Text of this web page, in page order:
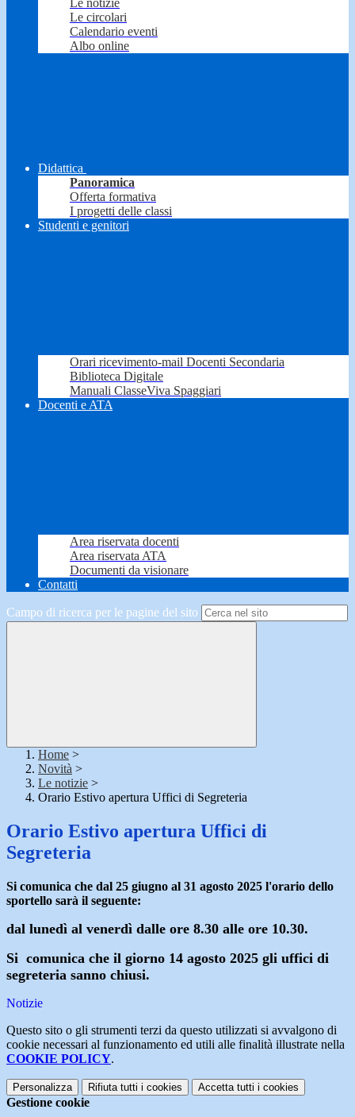
Le notizie
Le circolari
Calendario eventi
Albo online
Didattica
Panoramica
Offerta formativa
I progetti delle classi
Studenti e genitori
Orari ricevimento-mail Docenti Secondaria
Biblioteca Digitale
Manuali ClasseViva Spaggiari
Docenti e ATA
Area riservata docenti
Area riservata ATA
Documenti da visionare
Contatti
Campo di ricerca per le pagine del sito
Home >
Novità >
Le notizie >
Orario Estivo apertura Uffici di Segreteria
Orario Estivo apertura Uffici di
Segreteria
Si comunica che dal 25 giugno al 31 agosto 2025 l'orario dello
sportello sarà il seguente:
dal lunedì al venerdì dalle ore 8.30 alle ore 10.30.
Si comunica che il giorno 14 agosto 2025 gli uffici di
segreteria sanno chiusi.
Notizie
Questo sito o gli strumenti terzi da questo utilizzati si avvalgono di
cookie necessari al funzionamento ed utili alle finalità illustrate nella
COOKIE POLICY.
Personalizza Rifiuta tutti i cookies Accetta tutti i cookies
Gestione cookie